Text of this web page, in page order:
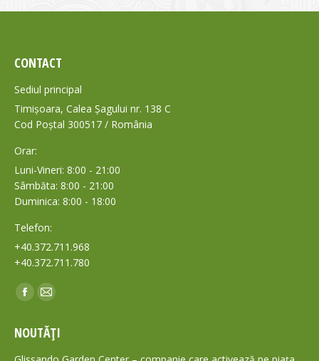
CONTACT
Sediul principal
Timișoara, Calea Șagului nr. 138 C
Cod Poștal 300517 / România
Orar:
Luni-Vineri: 8:00 - 21:00
Sâmbăta: 8:00 - 21:00
Duminica: 8:00 - 18:00
Telefon:
+40.372.711.968
+40.372.711.780
Find us on:
Facebook
opens
in
Mail
opens
in
NOUTĂȚI